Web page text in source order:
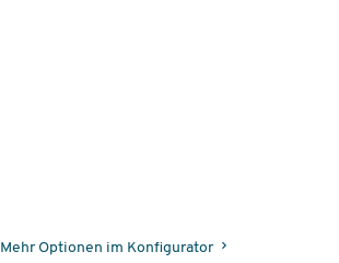
Mehr Optionen im Konfigurator